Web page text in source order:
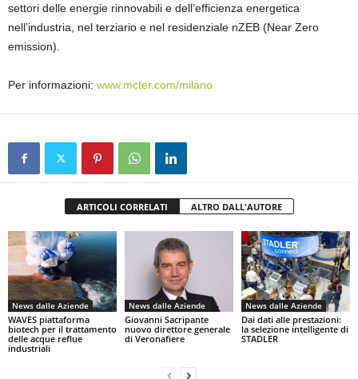
settori delle energie rinnovabili e dell’efficienza energetica
nell’industria, nel terziario e nel residenziale nZEB (Near Zero
emission).
Per informazioni: www.mcter.com/milano
ARTICOLI CORRELATI ALTRO DALL'AUTORE
News dalle Aziende
WAVES piattaforma
biotech per il trattamento
delle acque reflue
industriali
News dalle Aziende
Giovanni Sacripante
nuovo direttore generale
di Veronafiere
News dalle Aziende
Dai dati alle prestazioni:
la selezione intelligente di
STADLER